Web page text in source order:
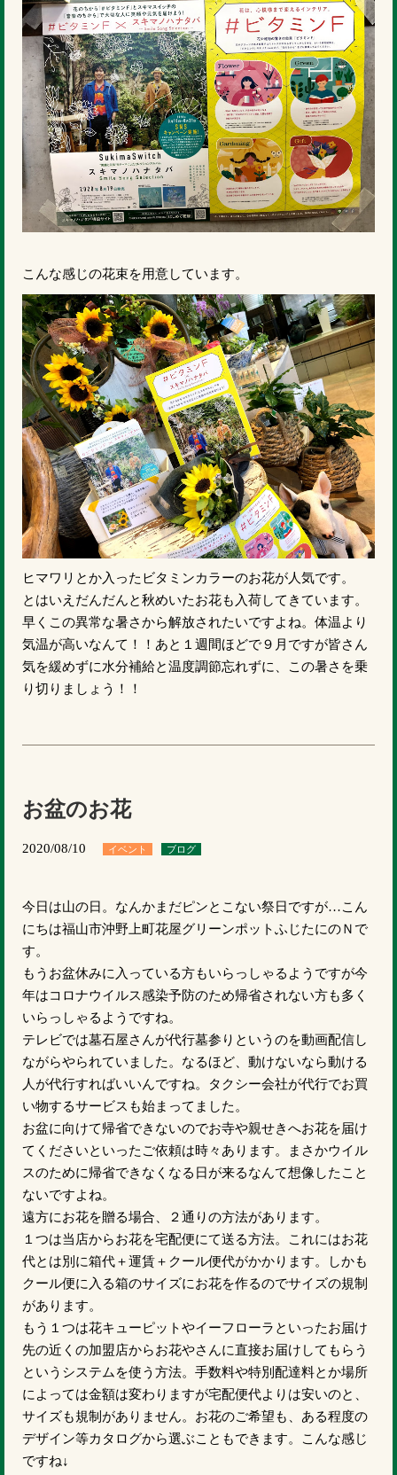
こんな感じの花束を用意しています。
ヒマワリとか入ったビタミンカラーのお花が人気です。
とはいえだんだんと秋めいたお花も入荷してきています。
早くこの異常な暑さから解放されたいですよね。体温より
気温が高いなんて！！あと１週間ほどで９月ですが皆さん
気を緩めずに水分補給と温度調節忘れずに、この暑さを乗
り切りましょう！！
お盆のお花
2020/08/10 イベント ブログ
今日は山の日。なんかまだピンとこない祭日ですが…こん
にちは福山市沖野上町花屋グリーンポットふじたにのＮで
す。
もうお盆休みに入っている方もいらっしゃるようですが今
年はコロナウイルス感染予防のため帰省されない方も多く
いらっしゃるようですね。
テレビでは墓石屋さんが代行墓参りというのを動画配信し
ながらやられていました。なるほど、動けないなら動ける
人が代行すればいいんですね。タクシー会社が代行でお買
い物するサービスも始まってました。
お盆に向けて帰省できないのでお寺や親せきへお花を届け
てくださいといったご依頼は時々あります。まさかウイル
スのために帰省できなくなる日が来るなんて想像したこと
ないですよね。
遠方にお花を贈る場合、２通りの方法があります。
１つは当店からお花を宅配便にて送る方法。これにはお花
代とは別に箱代＋運賃＋クール便代がかかります。しかも
クール便に入る箱のサイズにお花を作るのでサイズの規制
があります。
もう１つは花キューピットやイーフローラといったお届け
先の近くの加盟店からお花やさんに直接お届けしてもらう
というシステムを使う方法。手数料や特別配達料とか場所
によっては金額は変わりますが宅配便代よりは安いのと、
サイズも規制がありません。お花のご希望も、ある程度の
デザイン等カタログから選ぶこともできます。こんな感じ
ですね↓